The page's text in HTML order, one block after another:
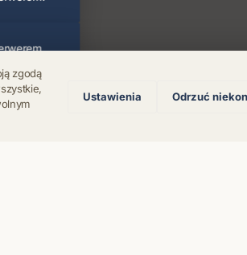
zgodą
Ustawienia Odrzuć